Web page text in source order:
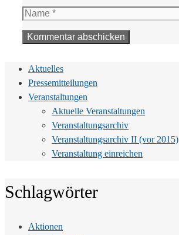
Name
Aktuelles
Pressemitteilungen
Veranstaltungen
Aktuelle Veranstaltungen
Veranstaltungsarchiv
Veranstaltungsarchiv II (vor 2015)
Veranstaltung einreichen
Schlagwörter
Aktionen